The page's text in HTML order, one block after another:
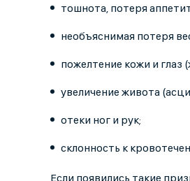
тошнота, потеря
необъяснимая потеря
пожелтение кожи и глаз
увеличение живота
отеки ног и рук;
склонность к
Если появились такие